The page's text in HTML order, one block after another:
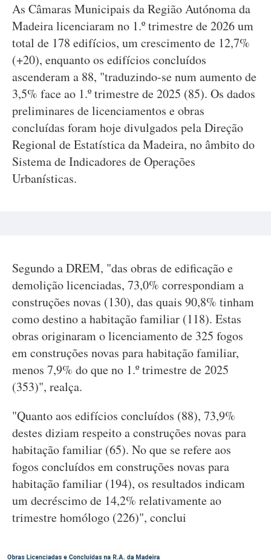
As Câmaras Municipais da Região Autónoma da
Madeira licenciaram no 1.º trimestre de 2026 um
total de 178 edifícios, um crescimento de 12,7%
(+20), enquanto os edifícios concluídos
ascenderam a 88, "traduzindo-se num aumento de
3,5% face ao 1.º trimestre de 2025 (85). Os dados
preliminares de licenciamentos e obras
concluídas foram hoje divulgados pela Direção
Regional de Estatística da Madeira, no âmbito do
Sistema de Indicadores de Operações
Urbanísticas.
Segundo a DREM, "das obras de edificação e
demolição licenciadas, 73,0% correspondiam a
construções novas (130), das quais 90,8% tinham
como destino a habitação familiar (118). Estas
obras originaram o licenciamento de 325 fogos
em construções novas para habitação familiar,
menos 7,9% do que no 1.º trimestre de 2025
(353)", realça.
"Quanto aos edifícios concluídos (88), 73,9%
destes diziam respeito a construções novas para
habitação familiar (65). No que se refere aos
fogos concluídos em construções novas para
habitação familiar (194), os resultados indicam
um decréscimo de 14,2% relativamente ao
trimestre homólogo (226)", conclui